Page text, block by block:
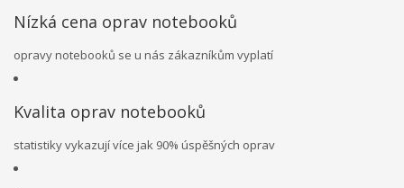
Nízká cena oprav notebooků
opravy notebooků se u nás zákazníkům vyplatí
Kvalita oprav notebooků
statistiky vykazují více jak 90% úspěšných oprav